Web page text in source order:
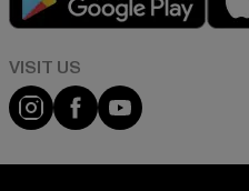
Visit our Instagram
Visit our Facebook
Visit our